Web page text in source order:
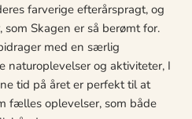
farverige efterårspragt, og
Skagen er så berømt for.
med en særlig
og aktiviteter, I
tid på året er perfekt til at
fælles oplevelser, som både